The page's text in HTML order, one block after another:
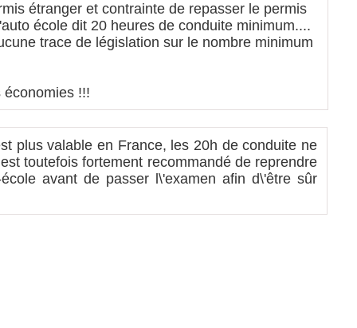
étranger et contrainte de repasser le permis
école dit 20 heures de conduite minimum....
trace de législation sur le nombre minimum
!!!
plus valable en France, les 20h de conduite ne
toutefois fortement recommandé de reprendre
avant de passer l\'examen afin d\'être sûr